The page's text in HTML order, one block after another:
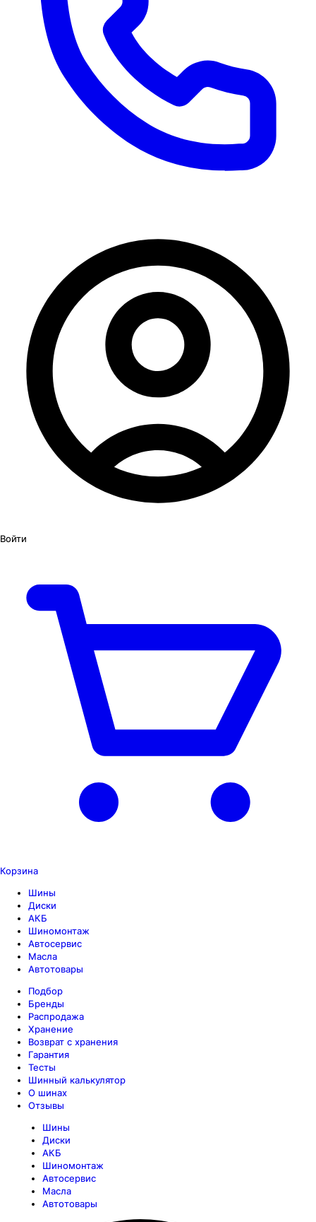
Войти
Корзина
Шины
Диски
АКБ
Шиномонтаж
Автосервис
Масла
Автотовары
Подбор
Бренды
Распродажа
Хранение
Возврат с хранения
Гарантия
Тесты
Шинный калькулятор
О шинах
Отзывы
Шины
Диски
АКБ
Шиномонтаж
Автосервис
Масла
Автотовары